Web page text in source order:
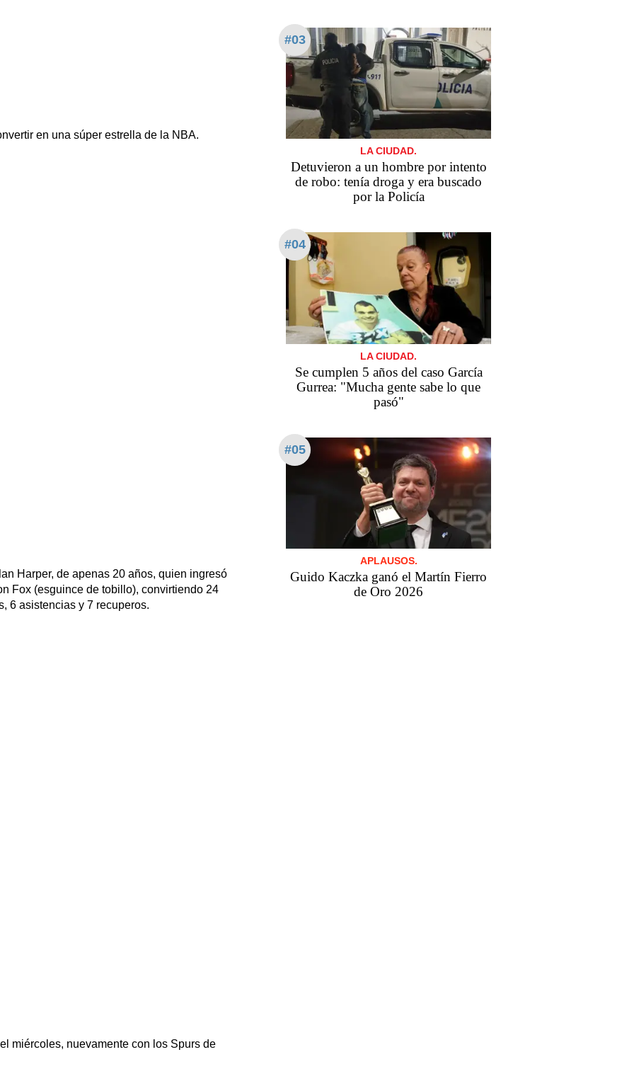
en una súper estrella de la NBA.
Harper, de apenas 20 años, quien ingresó
Fox (esguince de tobillo), convirtiendo 24
6 asistencias y 7 recuperos.
miércoles, nuevamente con los Spurs de
#03
LA CIUDAD.
Detuvieron a un hombre por intento
de robo: tenía droga y era buscado
por la Policía
#04
LA CIUDAD.
Se cumplen 5 años del caso García
Gurrea: "Mucha gente sabe lo que
pasó"
#05
APLAUSOS.
Guido Kaczka ganó el Martín Fierro
de Oro 2026